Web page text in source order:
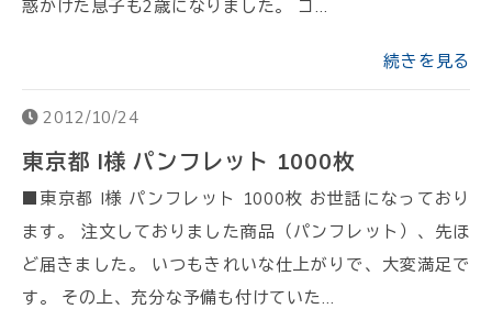
惑かけた息子も2歳になりました。 コ…
続きを見る
2012/10/24
東京都 I様 パンフレット 1000枚
■東京都 I様 パンフレット 1000枚 お世話になっており
ます。 注文しておりました商品（パンフレット）、先ほ
ど届きました。 いつもきれいな仕上がりで、大変満足で
す。 その上、充分な予備も付けていた…